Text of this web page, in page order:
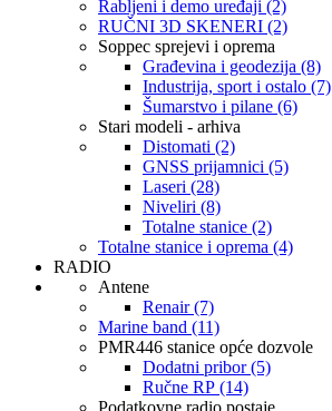
Rabljeni i demo uređaji (2)
RUČNI 3D SKENERI (2)
Soppec sprejevi i oprema
Građevina i geodezija (8)
Industrija, sport i ostalo (7)
Šumarstvo i pilane (6)
Stari modeli - arhiva
Distomati (2)
GNSS prijamnici (5)
Laseri (28)
Niveliri (8)
Totalne stanice (2)
Totalne stanice i oprema (4)
RADIO
Antene
Renair (7)
Marine band (11)
PMR446 stanice opće dozvole
Dodatni pribor (5)
Ručne RP (14)
Podatkovne radio postaje